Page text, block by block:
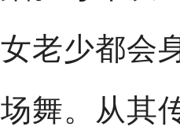
女老少都会
场舞。从其